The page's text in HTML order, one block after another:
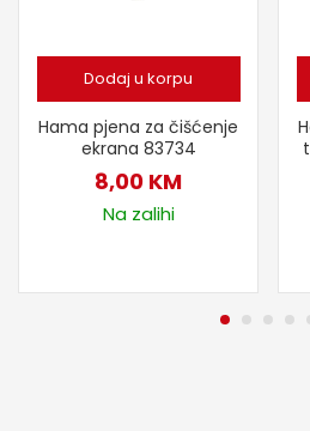
Dodaj u korpu
Hama pjena za čišćenje
ekrana 83734
8,00 KM
Na zalihi